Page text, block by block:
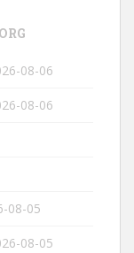
08-06
08-06
08-05
08-05